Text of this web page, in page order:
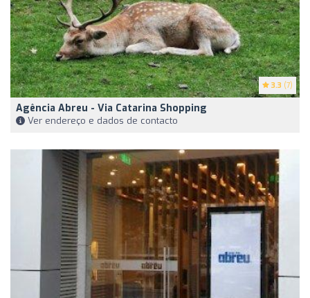
3.3 (7)
Agência Abreu - Via Catarina Shopping
Ver endereço e dados de contacto